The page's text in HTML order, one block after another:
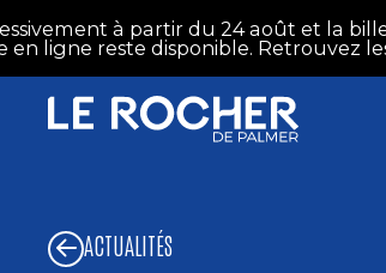
à partir du 24 août et la billetterie
disponible. Retrouvez les
ACTUALITÉS